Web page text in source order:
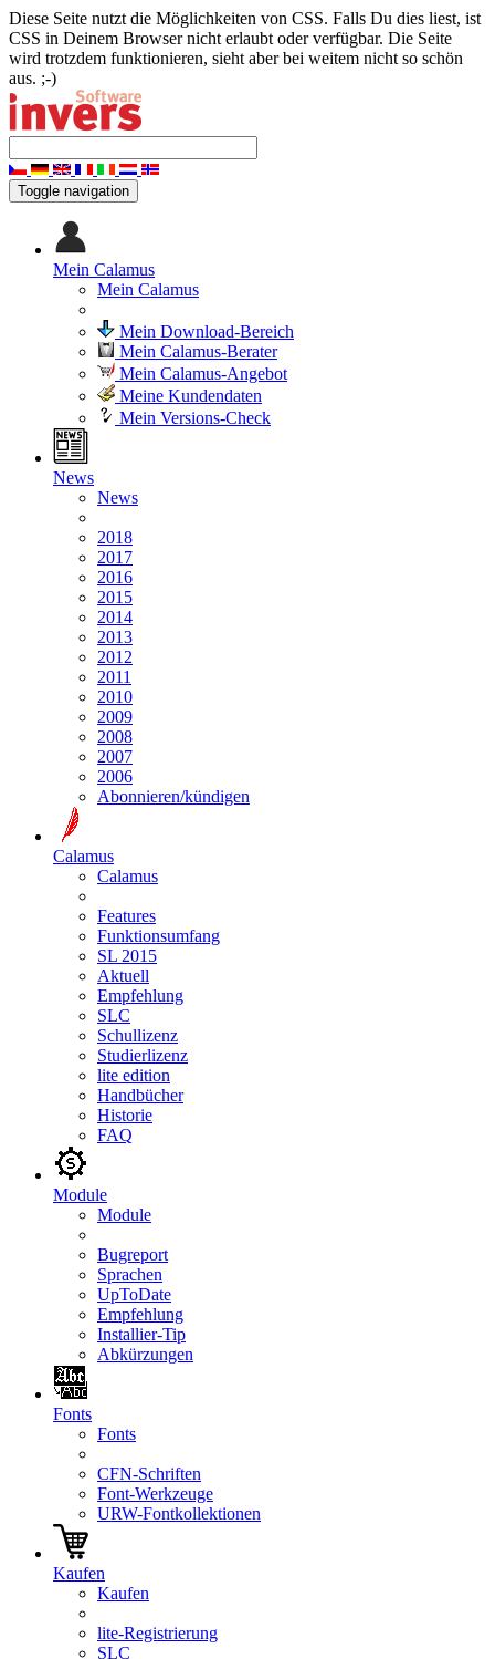
Diese Seite nutzt die Möglichkeiten von CSS. Falls Du dies liest, ist
CSS in Deinem Browser nicht erlaubt oder verfügbar. Die Seite
wird trotzdem funktionieren, sieht aber bei weitem nicht so schön
aus. ;-)
Toggle navigation
Mein Calamus
Mein Calamus
Mein Download-Bereich
Mein Calamus-Berater
Mein Calamus-Angebot
Meine Kundendaten
Mein Versions-Check
News
News
2018
2017
2016
2015
2014
2013
2012
2011
2010
2009
2008
2007
2006
Abonnieren/kündigen
Calamus
Calamus
Features
Funktionsumfang
SL 2015
Aktuell
Empfehlung
SLC
Schullizenz
Studierlizenz
lite edition
Handbücher
Historie
FAQ
Module
Module
Bugreport
Sprachen
UpToDate
Empfehlung
Installier-Tip
Abkürzungen
Fonts
Fonts
CFN-Schriften
Font-Werkzeuge
URW-Fontkollektionen
Kaufen
Kaufen
lite-Registrierung
SLC